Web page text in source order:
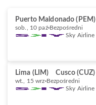
Puerto Maldonado (PEM)
sob., 10 paź Bezpośredni
Sky Airline
Lima (LIM) Cusco (CUZ)
wt., 15 wrz Bezpośredni
Sky Airline